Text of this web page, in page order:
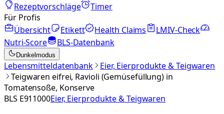
Rezeptvorschläge
Timer
Für Profis
Übersicht
Etikett Health Claims
LMIV-Check
Nutri-Score
BLS-Datenbank
Dunkelmodus
Lebensmitteldatenbank
Eier, Eierprodukte & Teigwaren
Teigwaren eifrei, Ravioli (Gemüsefüllung) in
Tomatensoße, Konserve
BLS E911000Eier, Eierprodukte & Teigwaren